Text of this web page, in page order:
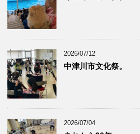
2026/07/12
中津川市文化祭。
2026/07/04